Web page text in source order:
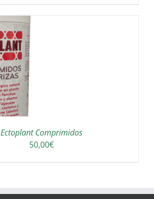
Ectoplant Comprimidos
50,00€